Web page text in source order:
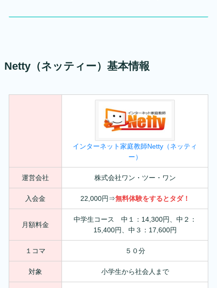
Netty（ネッティー）基本情報
インターネット家庭教師Netty（ネッティ
ー）
運営会社 株式会社ワン・ツー・ワン
入会金 22,000円⇒無料体験をするとタダ！
月額料金
中学生コース 中１：14,300円、中２：
15,400円、中３：17,600円
１コマ ５０分
対象 小学生から社会人まで